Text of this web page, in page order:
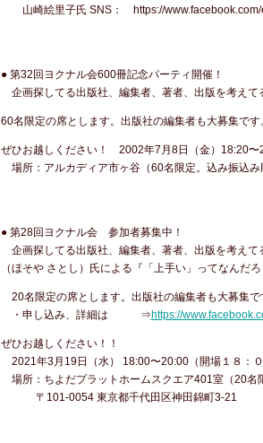
山崎絵里子氏 SNS： https://www.facebook.com/
● 第32回ヨクナル会600冊記念パーティ開催！
企画探してる出版社、編集者、著者、出版を考えて
60名限定の席とします。出版社の編集者も大募集です
ぜひお越しください！ 2002年7月8日（金）18:20〜
場所：アルカディア市ヶ谷（60名限定。込み振込み
● 第28回ヨクナル会 参加者募集中！
企画探してる出版社、編集者、著者、出版を考え
（ほそや さとし）氏による『「上手い」ってなんだ
20名限定の席とします。出版社の編集者も大募集で
・申し込み、詳細は ⇒https://
ぜひお越しください！！
2021年3月19日（水） 18:00〜20:00（開場１８：０
場所：ちよだプラットホームスクエア401室（20名
〒101-0054 東京都千代田区神田錦町3‐21